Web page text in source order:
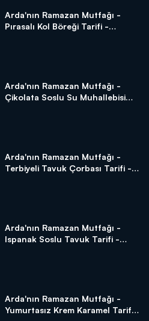
Arda'nın Ramazan Mutfağı -
Pırasalı Kol Böreği Tarifi -
Arda'nın Ramazan Mutfağı -
Çikolata Soslu Su Muhallebisi
Arda'nın Ramazan Mutfağı -
Terbiyeli Tavuk Çorbası Tarifi -
Arda'nın Ramazan Mutfağı -
Ispanak Soslu Tavuk Tarifi -
Arda'nın Ramazan Mutfağı -
Yumurtasız Krem Karamel Tarifi